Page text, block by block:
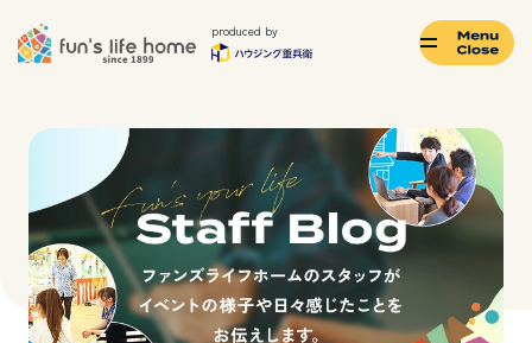
produced by
モデルハウス
ご来場予約
イベント・
見学会
土地・
分譲住宅
カタログ
ご請求